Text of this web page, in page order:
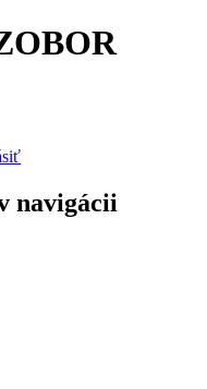
navigácii